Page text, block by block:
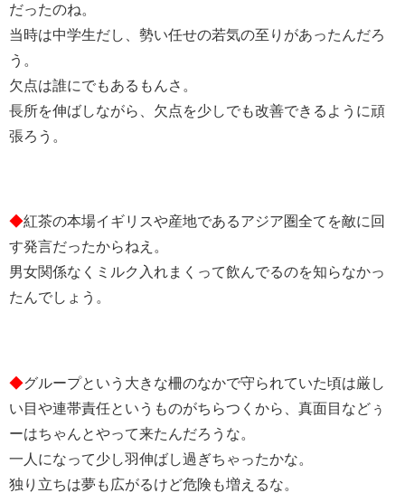
だったのね。
当時は中学生だし、勢い任せの若気の至りがあったんだろ
う。
欠点は誰にでもあるもんさ。
長所を伸ばしながら、欠点を少しでも改善できるように頑
張ろう。
◆紅茶の本場イギリスや産地であるアジア圏全てを敵に回
す発言だったからねえ。
男女関係なくミルク入れまくって飲んでるのを知らなかっ
たんでしょう。
◆グループという大きな柵のなかで守られていた頃は厳し
い目や連帯責任というものがちらつくから、真面目などぅ
ーはちゃんとやって来たんだろうな。
一人になって少し羽伸ばし過ぎちゃったかな。
独り立ちは夢も広がるけど危険も増えるな。